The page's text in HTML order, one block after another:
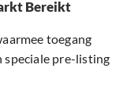
Bereikt
toegang
speciale pre-listing